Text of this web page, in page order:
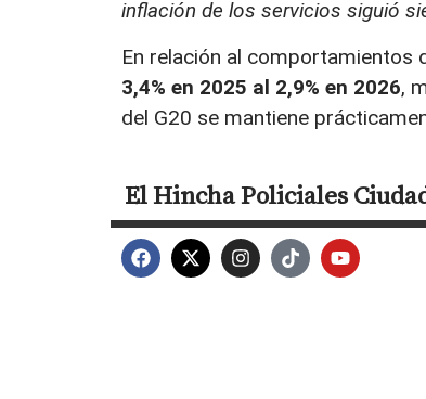
inflación de los servicios siguió
En relación al comportamientos
3,4% en 2025 al 2,9% en 2026,
del G20 se mantiene
El HinchaPoliciales